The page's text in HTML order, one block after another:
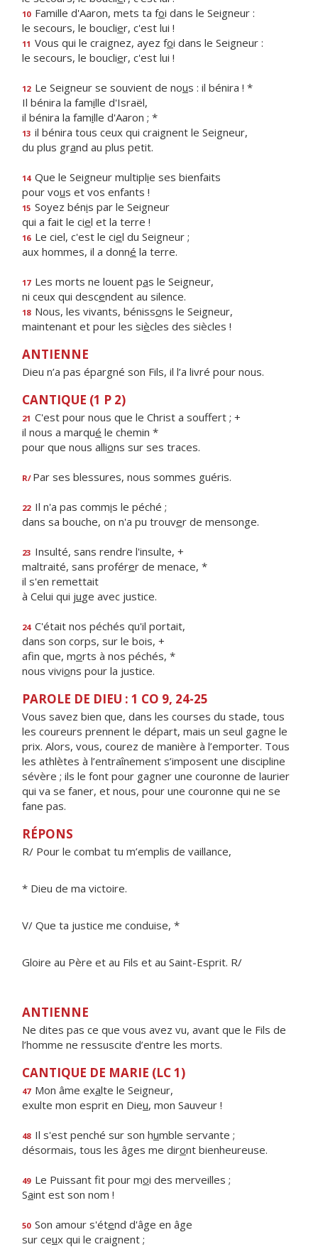
10 Famille d'Aaron, mets ta foi dans le Seigneur :
le secours, le bouclier, c'est lui !
11 Vous qui le craignez, ayez foi dans le Seigneur :
le secours, le bouclier, c'est lui !
12 Le Seigneur se souvient de nous : il bénira ! *
Il bénira la famille d'Israël,
il bénira la famille d'Aaron ; *
13 il bénira tous ceux qui craignent le Seigneur,
du plus grand au plus petit.
14 Que le Seigneur multiplie ses bienfaits
pour vous et vos enfants !
15 Soyez bénis par le Seigneur
qui a fait le ciel et la terre !
16 Le ciel, c'est le ciel du Seigneur ;
aux hommes, il a donné la terre.
17 Les morts ne louent pas le Seigneur,
ni ceux qui descendent au silence.
18 Nous, les vivants, bénissons le Seigneur,
maintenant et pour les siècles des siècles !
ANTIENNE
Dieu n’a pas épargné son Fils, il l’a livré pour nous.
CANTIQUE (1 P 2)
21 C'est pour nous que le Christ a souffert ; +
il nous a marqué le chemin *
pour que nous allions sur ses traces.
R/ Par ses blessures, nous sommes guéris.
22 Il n'a pas commis le péché ;
dans sa bouche, on n'a pu trouver de mensonge.
23 Insulté, sans rendre l'insulte, +
maltraité, sans proférer de menace, *
il s'en remettait
à Celui qui juge avec justice.
24 C'était nos péchés qu'il portait,
dans son corps, sur le bois, +
afin que, morts à nos péchés, *
nous vivions pour la justice.
PAROLE DE DIEU : 1 CO 9, 24-25
Vous savez bien que, dans les courses du stade, tous
les coureurs prennent le départ, mais un seul gagne le
prix. Alors, vous, courez de manière à l’emporter. Tous
les athlètes à l’entraînement s’imposent une discipline
sévère ; ils le font pour gagner une couronne de laurier
qui va se faner, et nous, pour une couronne qui ne se
fane pas.
RÉPONS
R/ Pour le combat tu m’emplis de vaillance,
* Dieu de ma victoire.
V/ Que ta justice me conduise, *
Gloire au Père et au Fils et au Saint-Esprit. R/
ANTIENNE
Ne dites pas ce que vous avez vu, avant que le Fils de
l’homme ne ressuscite d’entre les morts.
CANTIQUE DE MARIE (LC 1)
47 Mon âme exalte le Seigneur,
exulte mon esprit en Dieu, mon Sauveur !
48 Il s'est penché sur son humble servante ;
désormais, tous les âges me diront bienheureuse.
49 Le Puissant fit pour moi des merveilles ;
Saint est son nom !
50 Son amour s'étend d'âge en âge
sur ceux qui le craignent ;